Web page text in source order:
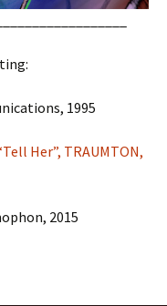
1995
Her”, TRAUMTON,
2015